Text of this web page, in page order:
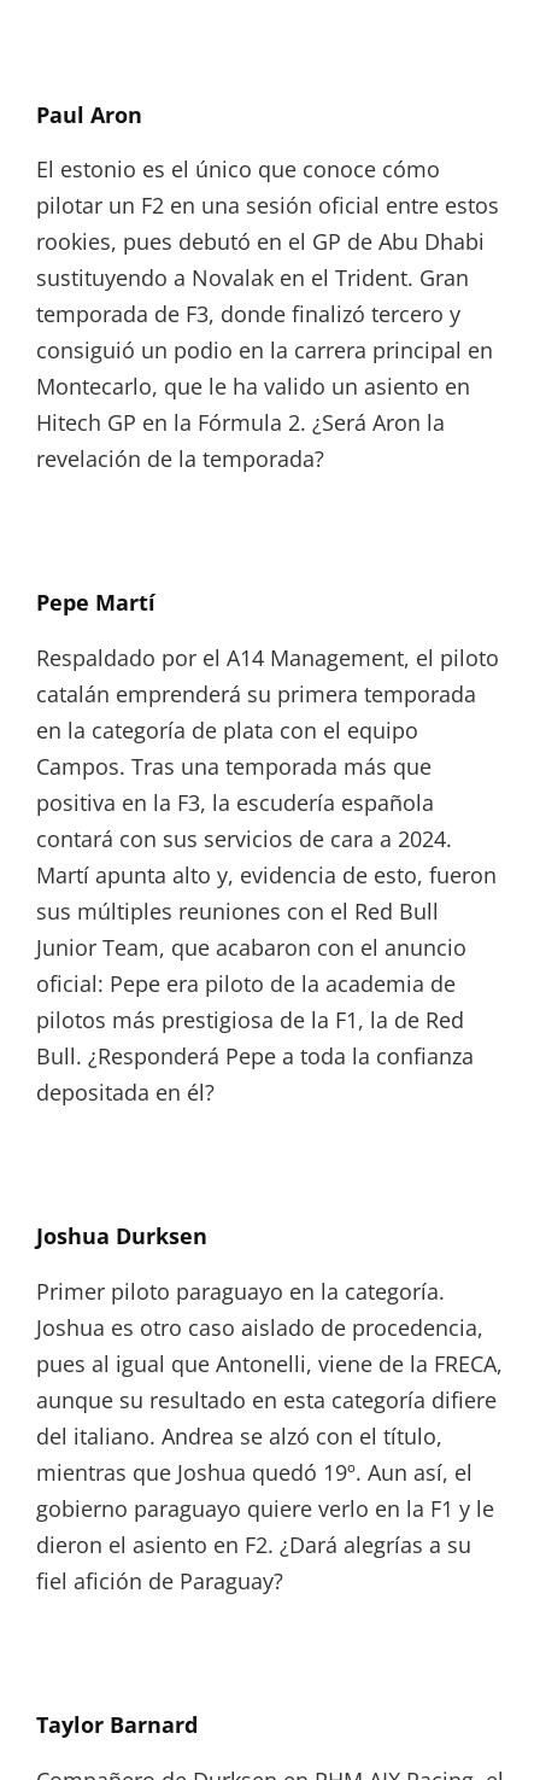
Paul Aron
El estonio es el único que conoce cómo
pilotar un F2 en una sesión oficial entre estos
rookies, pues debutó en el GP de Abu Dhabi
sustituyendo a Novalak en el Trident. Gran
temporada de F3, donde finalizó tercero y
consiguió un podio en la carrera principal en
Montecarlo, que le ha valido un asiento en
Hitech GP en la Fórmula 2. ¿Será Aron la
revelación de la temporada?
Pepe Martí
Respaldado por el A14 Management, el piloto
catalán emprenderá su primera temporada
en la categoría de plata con el equipo
Campos. Tras una temporada más que
positiva en la F3, la escudería española
contará con sus servicios de cara a 2024.
Martí apunta alto y, evidencia de esto, fueron
sus múltiples reuniones con el Red Bull
Junior Team, que acabaron con el anuncio
oficial: Pepe era piloto de la academia de
pilotos más prestigiosa de la F1, la de Red
Bull. ¿Responderá Pepe a toda la confianza
depositada en él?
Joshua Durksen
Primer piloto paraguayo en la categoría.
Joshua es otro caso aislado de procedencia,
pues al igual que Antonelli, viene de la FRECA,
aunque su resultado en esta categoría difiere
del italiano. Andrea se alzó con el título,
mientras que Joshua quedó 19º. Aun así, el
gobierno paraguayo quiere verlo en la F1 y le
dieron el asiento en F2. ¿Dará alegrías a su
fiel afición de Paraguay?
Taylor Barnard